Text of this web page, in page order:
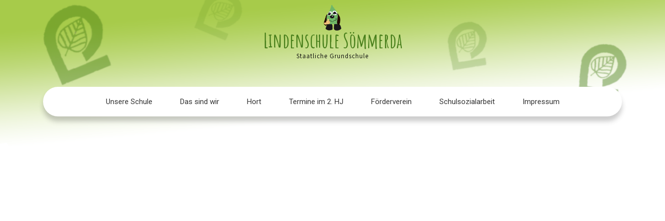
Lindenschule Sömmerda
Staatliche Grundschule
Unsere Schule Das sind wir Hort Termine im 2. HJ Förderverein Schulsozialarbeit Impressum